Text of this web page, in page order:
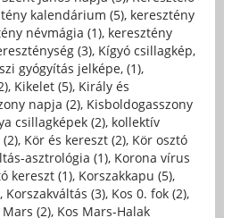
kalendárium (5), keresztény
névmágia (1), keresztény
(3), Kígyó csillagkép,
gyógyítás jelképe, (1),
, Kikelet (5), Király és
napja (2), Kisboldogasszony
csillagképek (2), kollektív
, Kör és kereszt (2), Kör osztó
asztrológia (1), Korona vírus
kereszt (1), Korszakkapu (5),
, Korszakváltás (3), Kos 0. fok (2),
Mars (2), Kos Mars-Halak